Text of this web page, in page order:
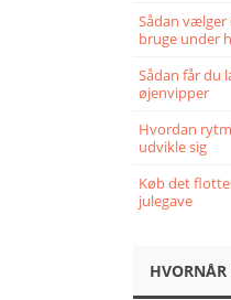
Sådan vælger
bruge under
Sådan får du
øjenvipper
Hvordan
udvikle sig
Køb det
julegave